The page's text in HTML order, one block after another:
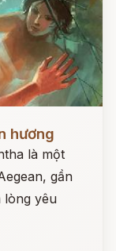
hương
là một
gần
lòng yêu